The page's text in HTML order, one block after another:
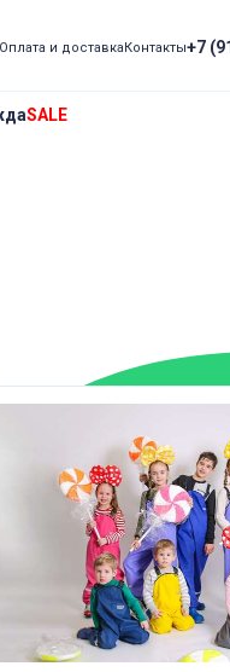
и доставкаКонтакты+7
SALE